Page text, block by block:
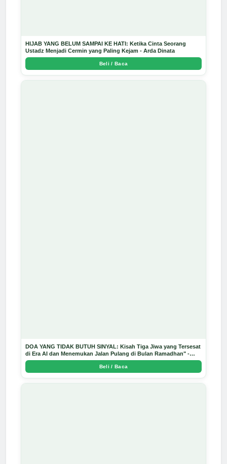
HIJAB YANG BELUM SAMPAI KE HATI: Ketika Cinta Seorang
Ustadz Menjadi Cermin yang Paling Kejam - Arda Dinata
Beli / Baca
DOA YANG TIDAK BUTUH SINYAL: Kisah Tiga Jiwa yang Tersesat
di Era AI dan Menemukan Jalan Pulang di Bulan Ramadhan" -
Arda Dinata
Beli / Baca